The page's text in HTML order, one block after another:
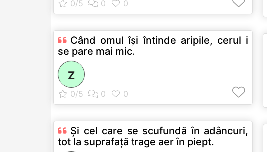
Când omul îşi întinde aripile, cerul i
se pare mai mic.
Z
Şi cel care se scufundă în adâncuri,
tot la suprafaţă trage aer în piept.